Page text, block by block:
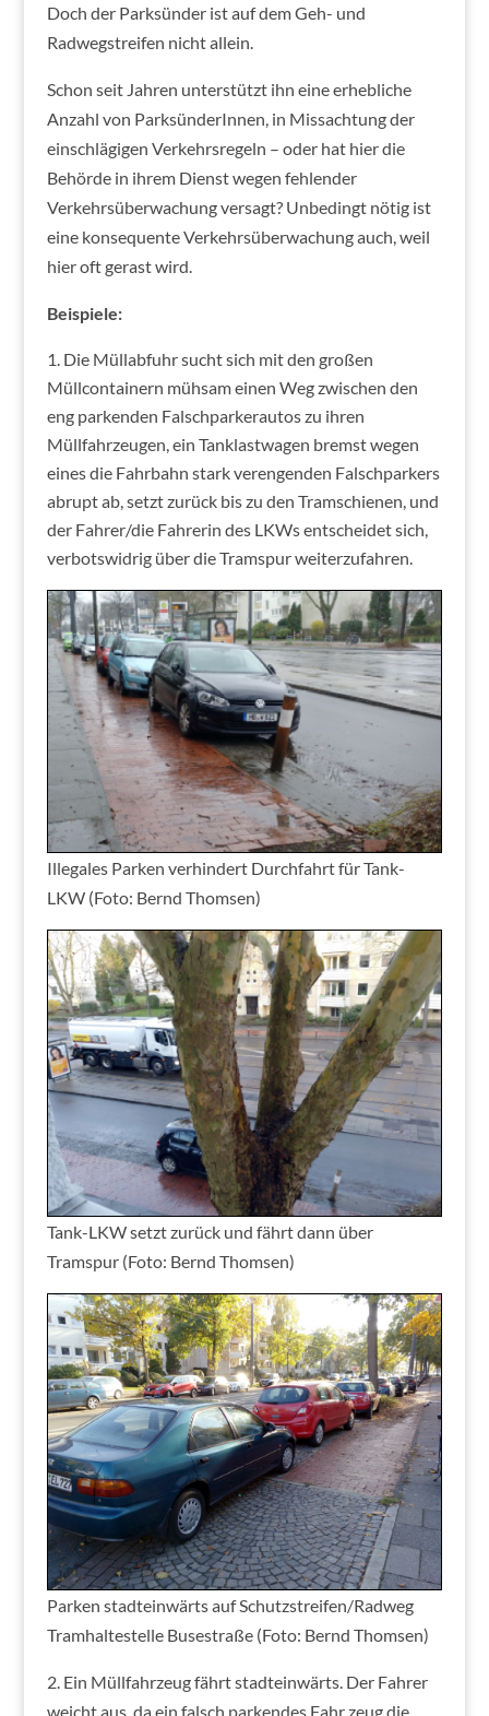
Doch der Parksünder ist auf dem Geh- und
Radwegstreifen nicht allein.
Schon seit Jahren unterstützt ihn eine erhebliche
Anzahl von ParksünderInnen, in Missachtung der
einschlägigen Verkehrsregeln – oder hat hier die
Behörde in ihrem Dienst wegen fehlender
Verkehrsüberwachung versagt? Unbedingt nötig ist
eine konsequente Verkehrsüberwachung auch, weil
hier oft gerast wird.
Beispiele:
Die Müllabfuhr sucht sich mit den großen
Müllcontainern mühsam einen Weg zwischen den
eng parkenden Falschparkerautos zu ihren
Müllfahrzeugen, ein Tanklastwagen bremst wegen
eines die Fahrbahn stark verengenden Falschparkers
abrupt ab, setzt zurück bis zu den Tramschienen, und
der Fahrer/die Fahrerin des LKWs entscheidet sich,
verbotswidrig über die Tramspur weiterzufahren.
Illegales Parken verhindert Durchfahrt für Tank-
LKW (Foto: Bernd Thomsen)
Tank-LKW setzt zurück und fährt dann über
Tramspur (Foto: Bernd Thomsen)
Parken stadteinwärts auf Schutzstreifen/Radweg
Tramhaltestelle Busestraße (Foto: Bernd Thomsen)
2. Ein Müllfahrzeug fährt stadteinwärts. Der Fahrer
weicht aus, da ein falsch parkendes Fahr zeug die